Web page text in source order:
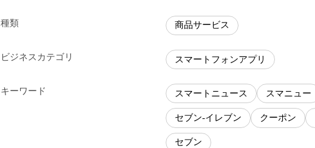
種類 商品サービス
ビジネスカテゴリ スマートフォンアプリ
キーワード スマートニュース スマニュー
セブン-イレブン クーポン
セブン